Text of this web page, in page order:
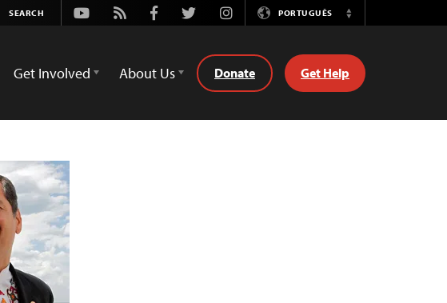
Youtube
Rss FacebookTwitterInstagramPORTUGUÊS
Switch
Get Involved About Us Donate Get Help